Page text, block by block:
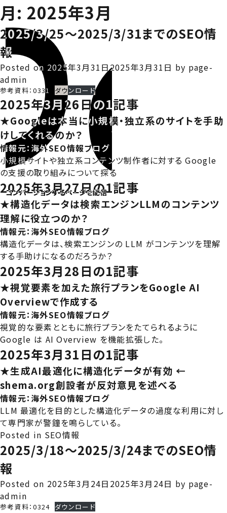
コンバージョンするページを配信
月: 2025年3月
2025/3/25～2025/3/31までのSEO情
報
Posted on 2025年3月31日2025年3月31日 by page-
admin
参考資料：0331 ダウンロード
2025年3月26日の1記事
★Googleは本当に小規模・独立系のサイトを手助
けしてくれるのか？
情報元： 海外SEO情報ブログ
小規模サイトや独立系コンテンツ制作者に対する Google
の支援の取り組みについて探る
2025年3月27日の1記事
★構造化データは検索エンジンLLMのコンテンツ
理解に役立つのか？
情報元： 海外SEO情報ブログ
構造化データは、検索エンジンの LLM がコンテンツを理解
する手助けになるのだろうか？
2025年3月28日の1記事
★視覚要素を加えた旅行プランをGoogle AI
Overviewで作成する
情報元： 海外SEO情報ブログ
視覚的な要素とともに旅行プランをたてられるように
Google は AI Overview を機能拡張した。
2025年3月31日の1記事
★生成AI最適化に構造化データが有効 ←
shema.org創設者が反対意見を述べる
情報元： 海外SEO情報ブログ
LLM 最適化を目的とした構造化データの過度な利用に対し
て専門家が警鐘を鳴らしている。
Posted in SEO情報
2025/3/18～2025/3/24までのSEO情
報
Posted on 2025年3月24日 2025年3月24日 by page-
admin
参考資料：0324 ダウンロード